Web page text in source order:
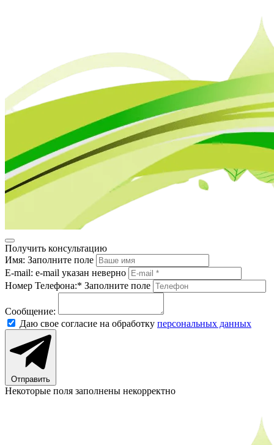
Получить консультацию
Имя: Заполните поле
E-mail: e-mail указан неверно
Номер Телефона:* Заполните поле
Сообщение:
Даю свое согласие на обработку персональных данных
Отправить
Некоторые поля заполнены некорректно